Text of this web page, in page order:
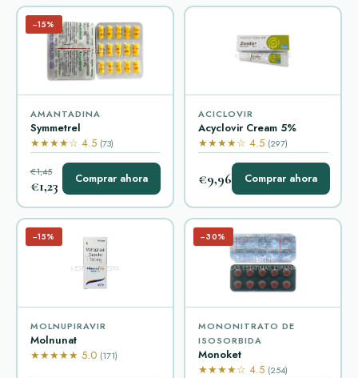
−15%
AMANTADINA
Symmetrel
★★★★☆ 4.5 (73)
€1,45
€1,23 Comprar ahora
ACICLOVIR
Acyclovir Cream 5%
★★★★☆ 4.5 (297)
€9,96 Comprar ahora
−15%
MOLNUPIRAVIR
Molnunat
★★★★★ 5.0 (171)
−30%
MONONITRATO DE
ISOSORBIDA
Monoket
★★★★☆ 4.5 (254)